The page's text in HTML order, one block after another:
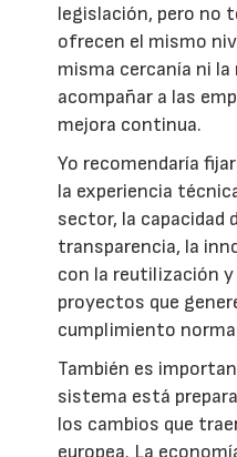
legislación, pero no
ofrecen el mismo
misma cercanía ni la
acompañar a las
mejora continua.
Yo recomendaría
la experiencia
sector, la capacidad
transparencia, la
con la reutilización
proyectos que
cumplimiento
También es
sistema está
los cambios que
europea. La